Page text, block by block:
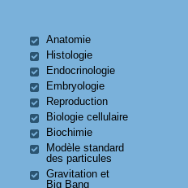
Anatomie
Histologie
Endocrinologie
Embryologie
Reproduction
Biologie cellulaire
Biochimie
Modèle standard
des particules
Gravitation et
Big Bang